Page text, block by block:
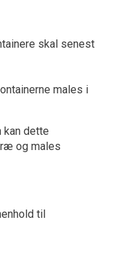
skal senest
males i
kan dette
og males
til